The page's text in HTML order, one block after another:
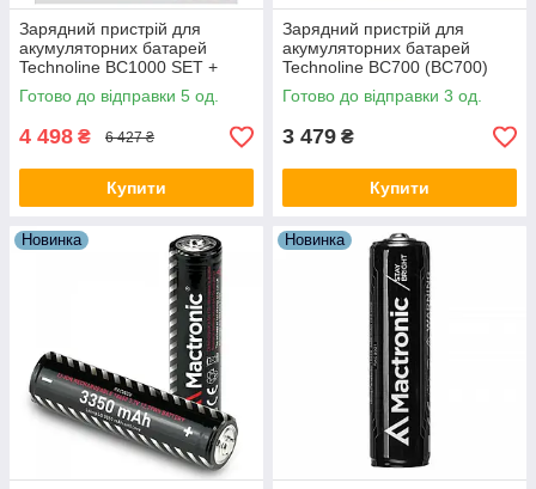
Зарядний пристрій для
акумуляторних батарей
Technoline BC1000 SET +
акумулятори (BC1000)
Готово до відправки 5 од.
4 498 ₴ 6 427 ₴
Купити
Зарядний пристрій для
акумуляторних батарей
Technoline BC700 (BC700)
Готово до відправки 3 од.
3 479 ₴
Купити
Новинка Новинка